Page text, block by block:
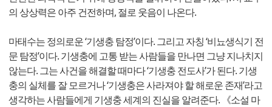
의 상상력은 아주 건전하며, 절로 웃음이 나온다.
마태수는 정의로운 ‘기생충 탐정’이다. 그리고 자칭 ‘비뇨생식기 전
문 탐정’이다. 기생충에 고통 받는 사람들을 만나면 그냥 지나치지
않는다. 그는 사건을 해결할 때마다 ‘기생충 전도사’가 된다. 기생
충의 실체를 잘 모르거나 ‘기생충은 사라져야 할 해로운 존재’라고
생각하는 사람들에게 기생충 세계의 진실을 알려준다. 《소설 마